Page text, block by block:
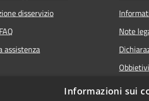
disservizio
assistenza
Note
Informazioni sui